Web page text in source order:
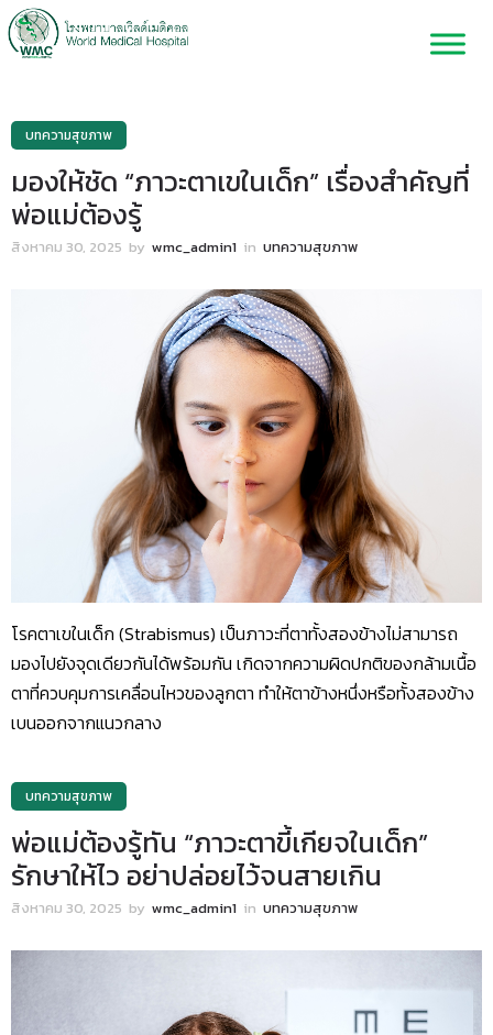
บทความสุขภาพ
มองให้ชัด “ภาวะตาเขในเด็ก” เรื่องสำคัญที่
พ่อแม่ต้องรู้
สิงหาคม 30, 2025 by wmc_admin1 in บทความสุขภาพ
โรคตาเขในเด็ก (Strabismus) เป็นภาวะที่ตาทั้งสองข้างไม่สามารถ
มองไปยังจุดเดียวกันได้พร้อมกัน เกิดจากความผิดปกติของกล้ามเนื้อ
ตาที่ควบคุมการเคลื่อนไหวของลูกตา ทำให้ตาข้างหนึ่งหรือทั้งสองข้าง
เบนออกจากแนวกลาง
บทความสุขภาพ
พ่อแม่ต้องรู้ทัน “ภาวะตาขี้เกียจในเด็ก”
รักษาให้ไว อย่าปล่อยไว้จนสายเกิน
สิงหาคม 30, 2025 by wmc_admin1 in บทความสุขภาพ